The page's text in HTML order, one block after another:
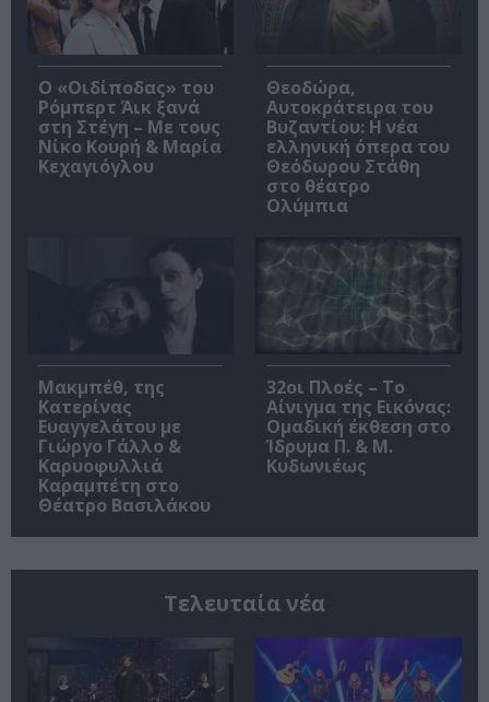
O «Οιδίποδας» του
Ρόμπερτ Άικ ξανά
στη Στέγη – Με τους
Νίκο Κουρή & Μαρία
Κεχαγιόγλου
Θεοδώρα,
Αυτοκράτειρα του
Βυζαντίου: Η νέα
ελληνική όπερα του
Θεόδωρου Στάθη
στο θέατρο
Ολύμπια
Μακμπέθ, της
Κατερίνας
Ευαγγελάτου με
Γιώργο Γάλλο &
Καρυοφυλλιά
Καραμπέτη στο
Θέατρο Βασιλάκου
32οι Πλοές – Το
Αίνιγμα της Εικόνας:
Ομαδική έκθεση στο
Ίδρυμα Π. & Μ.
Κυδωνιέως
Τελευταία νέα